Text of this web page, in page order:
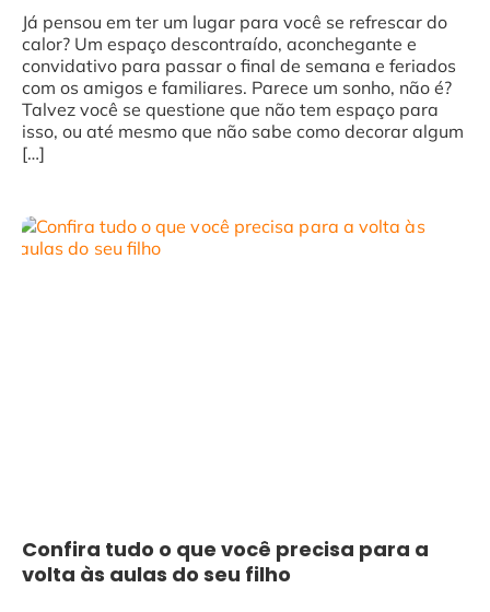
Já pensou em ter um lugar para você se refrescar do
calor? Um espaço descontraído, aconchegante e
convidativo para passar o final de semana e feriados
com os amigos e familiares. Parece um sonho, não é?
Talvez você se questione que não tem espaço para
isso, ou até mesmo que não sabe como decorar algum
[…]
Confira tudo o que você precisa para a
volta às aulas do seu filho